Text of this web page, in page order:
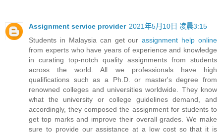
Assignment service provider 2021年5月10日 凌晨3:15
Students in Malaysia can get ourassignment help online
from experts who have years of experience and knowledge
in curating top-notch quality assignments from students
across the world. All we professionals have high
qualifications such as a Ph.D. or master's degree from
renowned colleges and universities worldwide. They know
what the university or college guidelines demand, and
accordingly, they composed the assignment for students to
get top marks and improve their overall grades. We make
sure to provide our assistance at a low cost so that it is